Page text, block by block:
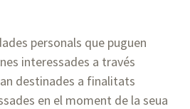
personals que puguen
interessades a través
destinades a finalitats
en el moment de la seua